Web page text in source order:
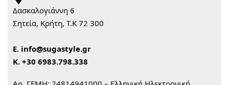
Δασκαλογιάννη 6
Σητεία, Κρήτη, Τ.Κ 72 300
Ε. info@sugastyle.gr
Κ. +30 6983.798.338